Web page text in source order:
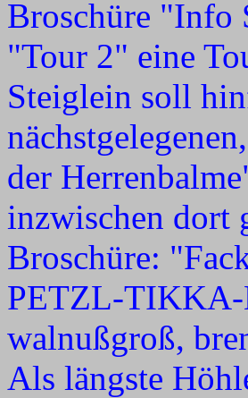
Broschüre "Info
"Tour 2" eine
Steiglein soll
der
inzwischen dort
Broschüre:
PETZL-TIKKA-
walnußgroß,
Als längste